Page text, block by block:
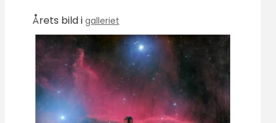
Årets bild i galleriet